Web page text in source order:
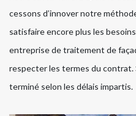
cessons d’innover notre
satisfaire encore plus les
entreprise de traitement de
respecter les termes du contrat.
terminé selon les délais impartis.